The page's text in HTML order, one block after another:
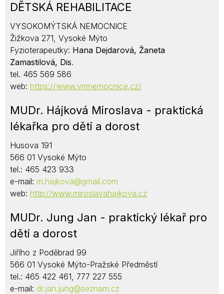
DĚTSKÁ REHABILITACE
VYSOKOMÝTSKÁ NEMOCNICE
Žižkova 271, Vysoké Mýto
Fyzioterapeutky: Hana Dejdarová, Žaneta
Zamastilová, Dis.
tel. 465 569 586
web: https://www.vmnemocnice.cz/
MUDr. Hájková Miroslava - praktická
lékařka pro děti a dorost
Husova 191
566 01 Vysoké Mýto
tel.: 465 423 933
e-mail: m.hajkova@gmail.com
web: http://www.miroslavahajkova.cz
MUDr. Jung Jan - praktický lékař pro
děti a dorost
Jiřího z Poděbrad 99
566 01 Vysoké Mýto-Pražské Předměstí
tel.: 465 422 461, 777 227 555
e-mail: dr.jan.jung@seznam.cz